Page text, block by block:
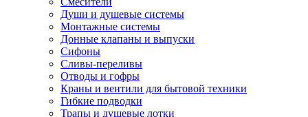
Души и душевые системы
Монтажные системы
Донные клапаны и выпуски
Сифоны
Сливы-переливы
Отводы и гофры
Краны и вентили для бытовой техники
Гибкие подводки
Трапы и душевые лотки